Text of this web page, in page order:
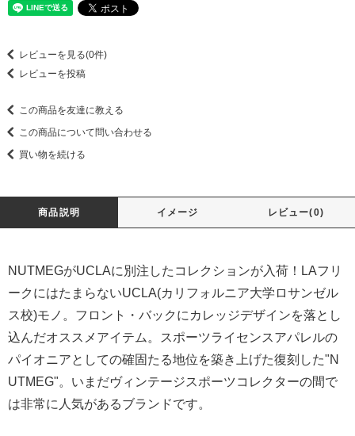
レビューを見る(0件)
レビューを投稿
この商品を友達に教える
この商品について問い合わせる
買い物を続ける
商品説明 イメージ レビュー(0)
NUTMEGがUCLAに別注したコレクションが入荷！LAフリ
ークにはたまらないUCLA(カリフォルニア大学ロサンゼル
ス校)モノ。フロント・バックにカレッジデザインを落とし
込んだオススメアイテム。スポーツライセンスアパレルの
パイオニアとしての確固たる地位を築き上げた復刻した"N
UTMEG"。いまだヴィンテージスポーツコレクターの間で
は非常に人気があるブランドです。